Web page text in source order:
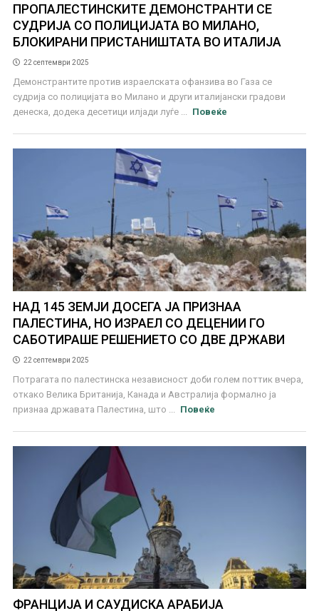
ПРОПАЛЕСТИНСКИТЕ ДЕМОНСТРАНТИ СЕ
СУДРИЈА СО ПОЛИЦИЈАТА ВО МИЛАНО,
БЛОКИРАНИ ПРИСТАНИШТАТА ВО ИТАЛИЈА
22 септември 2025
Демонстрантите против израелската офанзива во Газа се
судрија со полицијата во Милано и други италијански градови
денеска, додека десетици илјади луѓе ...
Повеќе
НАД 145 ЗЕМЈИ ДОСЕГА ЈА ПРИЗНАА
ПАЛЕСТИНА, НО ИЗРАЕЛ СО ДЕЦЕНИИ ГО
САБОТИРАШЕ РЕШЕНИЕТО СО ДВЕ ДРЖАВИ
22 септември 2025
Потрагата по палестинска независност доби голем поттик вчера,
откако Велика Британија, Канада и Австралија формално ја
признаа државата Палестина, што ...
Повеќе
ФРАНЦИЈА И САУДИСКА АРАБИЈА